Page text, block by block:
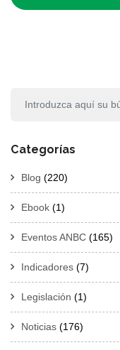
Categorías
Blog (220)
Ebook (1)
Eventos ANBC (165)
Indicadores (7)
Legislación (1)
Noticias (176)